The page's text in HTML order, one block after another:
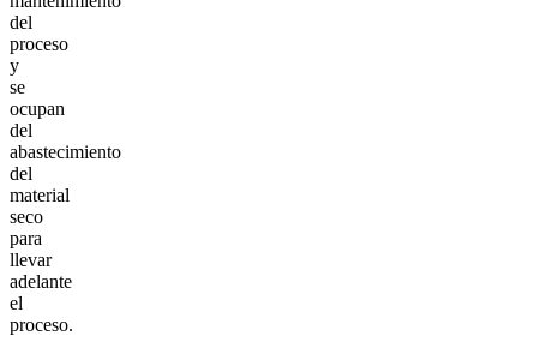
del
proceso
y
se
ocupan
del
abastecimiento
del
material
seco
para
llevar
adelante
el
proceso.